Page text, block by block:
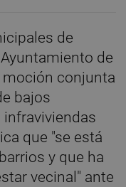
de
de
conjunta
bajos
que "se está
y que ha
vecinal" ante